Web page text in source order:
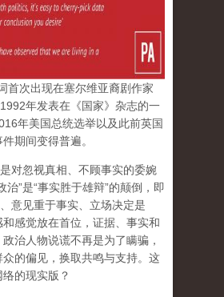
首次出现在塞尔维亚裔剧作家
年发表在《国家》杂志的一
年美国总统选举以及此前英国
期间变得普遍。
对忽视真相、不顾事实的委婉
治”是“事实胜于雄辩”的颠倒，即
意见重于事实、立场决定是
感觉放在首位，证据、事实和
治人物说谎不再是为了瞒骗，
的偏见，换取共鸣与支持。这
的现实版？